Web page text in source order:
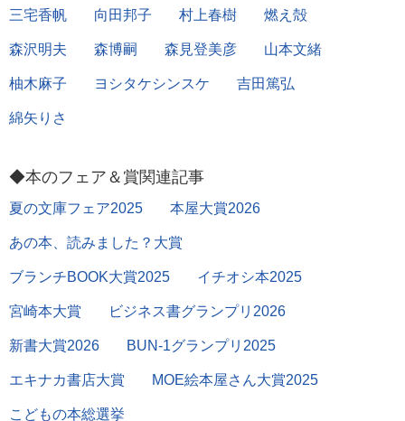
三宅香帆 向田邦子 村上春樹 燃え殻
森沢明夫 森博嗣 森見登美彦 山本文緒
柚木麻子 ヨシタケシンスケ 吉田篤弘
綿矢りさ
◆本のフェア＆賞関連記事
夏の文庫フェア2025 本屋大賞2026
あの本、読みました？大賞
ブランチBOOK大賞2025 イチオシ本2025
宮崎本大賞 ビジネス書グランプリ2026
新書大賞2026 BUN-1グランプリ2025
エキナカ書店大賞 MOE絵本屋さん大賞2025
こどもの本総選挙